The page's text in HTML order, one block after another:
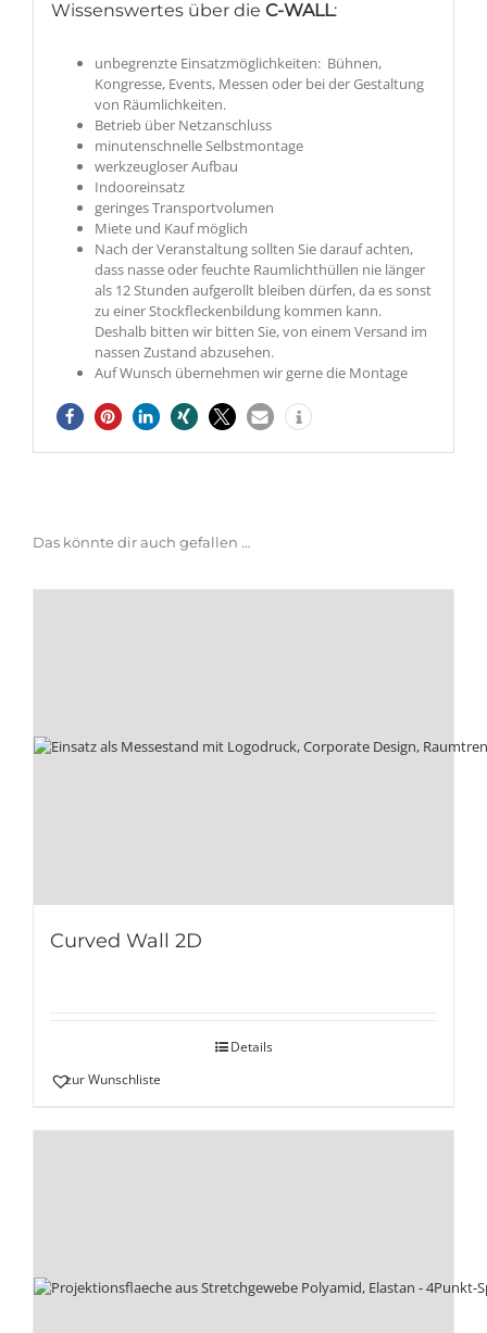
Wissenswertes über die C-WALL:
unbegrenzte Einsatzmöglichkeiten: Bühnen,
Kongresse, Events, Messen oder bei der Gestaltung
von Räumlichkeiten.
Betrieb über Netzanschluss
minutenschnelle Selbstmontage
werkzeugloser Aufbau
Indooreinsatz
geringes Transportvolumen
Miete und Kauf möglich
Nach der Veranstaltung sollten Sie darauf achten,
dass nasse oder feuchte Raumlichthüllen nie länger
als 12 Stunden aufgerollt bleiben dürfen, da es sonst
zu einer Stockfleckenbildung kommen kann.
Deshalb bitten wir bitten Sie, von einem Versand im
nassen Zustand abzusehen.
Auf Wunsch übernehmen wir gerne die Montage
Das könnte dir auch gefallen …
Curved Wall 2D
Details
zur Wunschliste